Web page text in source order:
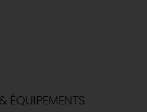
ÉQUIPEMENTS